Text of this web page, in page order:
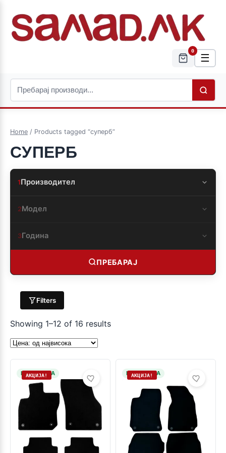
0
☰
Home / Products tagged “суперб”
СУПЕРБ
1Производител
2Модел
3Година
ПРЕБАРАЈ
Filters
Showing 1–12 of 16 results
НА ЗАЛИХА
АКЦИЈА! НА ЗАЛИХА
АКЦИЈА!